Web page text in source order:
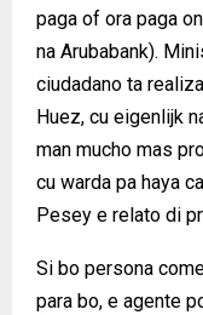
paga of ora paga
na Arubabank).
ciudadano ta
Huez, cu eigenlijk
man mucho mas
cu warda pa haya
Pesey e relato di
Si bo persona
para bo, e agente